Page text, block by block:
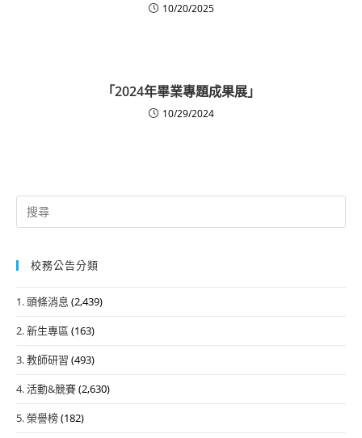
10/20/2025
「2024年畢業專題成果展」
10/29/2024
Search
for:
校務公告分類
1. 頭條消息 (2,439)
2. 新生專區 (163)
3. 教師研習 (493)
4. 活動&競賽(2,630)
5. 榮譽榜(182)